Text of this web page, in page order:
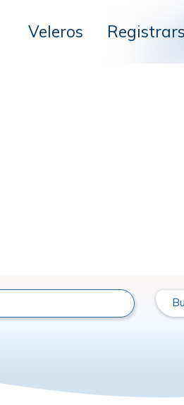
Veleros